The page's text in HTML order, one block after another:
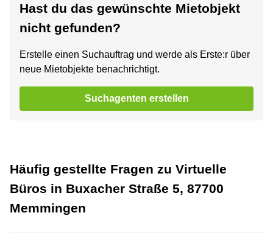
Hast du das gewünschte Mietobjekt
nicht gefunden?
Erstelle einen Suchauftrag und werde als Erste:r über
neue Mietobjekte benachrichtigt.
Suchagenten erstellen
Häufig gestellte Fragen zu Virtuelle
Büros in Buxacher Straße 5, 87700
Memmingen